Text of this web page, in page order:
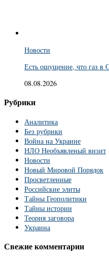
Новости
Есть ощущение, что газ в
08.08.2026
Рубрики
Аналитика
Без рубрики
Война на Украине
НЛО Необъявленый визит
Новости
Новый Мировой Порядок
Просветленные
Российские элиты
Тайны Геополитики
Тайны истории
Теория заговора
Украина
Свежие комментарии